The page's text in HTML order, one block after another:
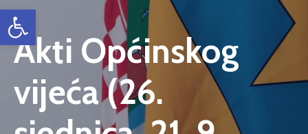
Open toolbar
Greda
Istražite
Novosti
Dokumenti
Akti Općinskog
vijeća (26.